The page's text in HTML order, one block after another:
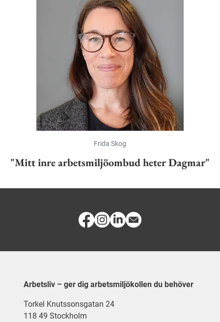
Frida Skog
"Mitt inre arbetsmiljöombud heter Dagmar"
Arbetsliv – ger dig arbetsmiljökollen du behöver
Torkel Knutssonsgatan 24
118 49 Stockholm